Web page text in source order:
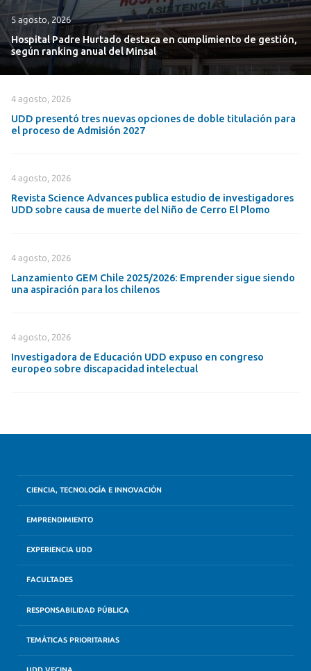
5 agosto, 2026
Hospital Padre Hurtado destaca en cumplimiento de gestión,
según ranking anual del Minsal
4 agosto, 2026
UDD presentó tres nuevas opciones de doble titulación para
el proceso de Admisión 2027
4 agosto, 2026
Revista Science Advances publica estudio de investigadores
UDD sobre causa de muerte del Niño de Cerro El Plomo
4 agosto, 2026
Lanzamiento GEM Chile 2025/2026: Emprender sigue siendo
una aspiración para los chilenos
4 agosto, 2026
Investigadora de Educación UDD expuso en congreso
europeo sobre discapacidad intelectual
CIENCIA, TECNOLOGÍA E INNOVACIÓN
EMPRENDIMIENTO
EXPERIENCIA UDD
FACULTADES
RESPONSABILIDAD PÚBLICA
TEMÁTICAS PRIORITARIAS